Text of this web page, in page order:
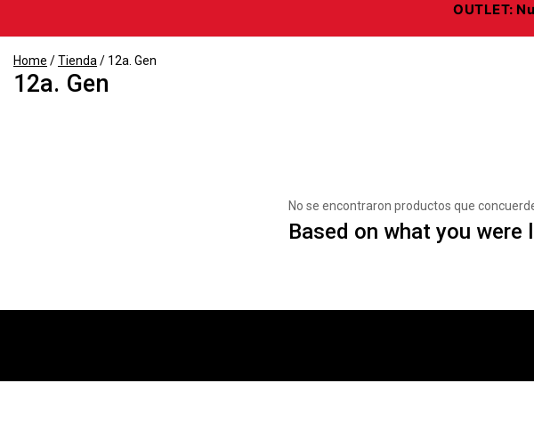
OUTLET:
Home /Tienda / 12a. Gen
12a. Gen
No se encontraron productos que
Based on what you were